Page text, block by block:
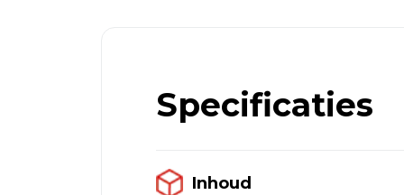
Specificaties
Inhoud